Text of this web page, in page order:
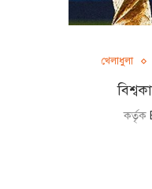
খেলাধুলা
কর্তৃক